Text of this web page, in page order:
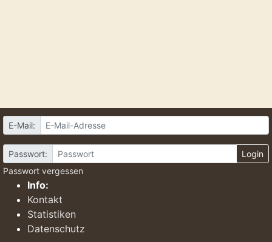
E-Mail:
Passwort:
Login
Passwort vergessen
Info:
Kontakt
Statistiken
Datenschutz